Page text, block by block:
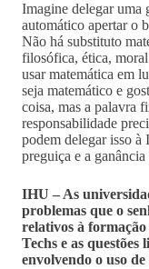
Imagine delegar uma
automático apertar o
Não há substituto
filosófica, ética,
usar matemática em
seja matemático e
coisa, mas a palavra
responsabilidade
podem delegar isso à
preguiça e a
IHU – As
problemas que o
relativos à
Techs e as questões
envolvendo o uso